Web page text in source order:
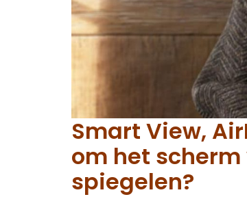
Smart View,
om het
spiegelen?